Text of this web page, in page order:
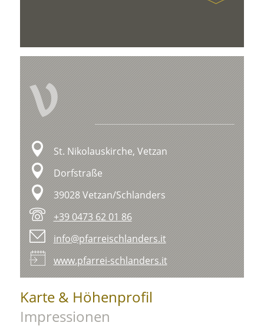
V
St. Nikolauskirche, Vetzan
Dorfstraße
39028 Vetzan/Schlanders
+39 0473 62 01 86
info@pfarreischlanders.it
www.pfarrei-schlanders.it
Karte & Höhenprofil
Impressionen